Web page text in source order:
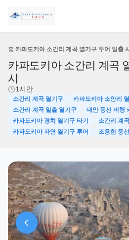
홈 카파도키아 소간리 계곡 열기구 투어 일출
카파도키아 소간리 계곡
시
1시간
소간리 계곡 열기구
카파도키아 소안리
소간리 계곡 일출 열기구
대안 풍선 비행
카파도키아 경치 열기구 타기
소간리 계
카파도키아 자연 열기구 투어
조용한 풍